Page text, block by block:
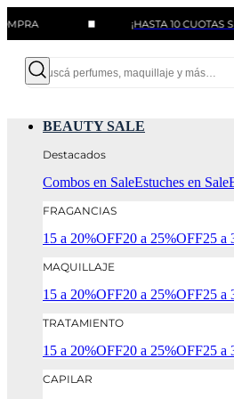
¡HASTA 10 CUOTAS SIN
BEAUTY SALE
Destacados
Combos en SaleEstuches en Sale
FRAGANCIAS
15 a 20%OFF20 a 25%OFF25 a
MAQUILLAJE
15 a 20%OFF20 a 25%OFF25 a
TRATAMIENTO
15 a 20%OFF20 a 25%OFF25 a
CAPILAR